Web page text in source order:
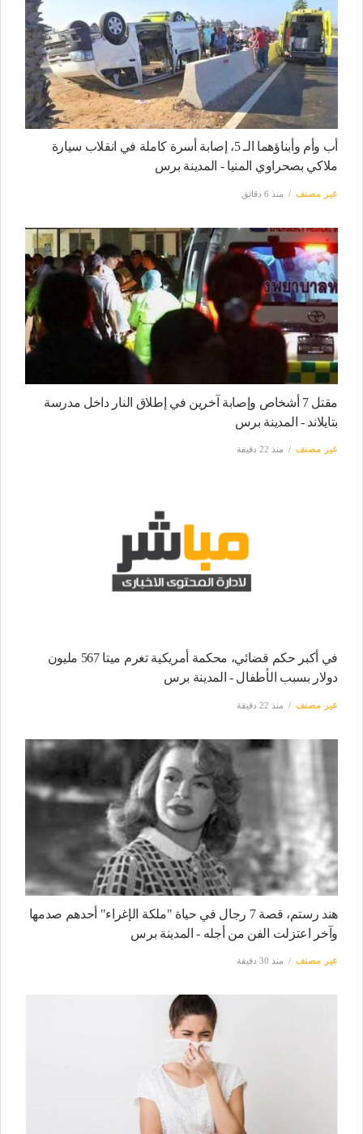
أب وأم وأبناؤهما الـ 5، إصابة أسرة كاملة في انقلاب سيارة
ملاكي بصحراوي المنيا - المدينة برس
غير مصنف منذ 6 دقائق
مقتل 7 أشخاص وإصابة آخرين في إطلاق النار داخل مدرسة
بتايلاند - المدينة برس
غير مصنف منذ 22 دقيقة
في أكبر حكم قضائي، محكمة أمريكية تغرم ميتا 567 مليون
دولار بسبب الأطفال - المدينة برس
غير مصنف منذ 22 دقيقة
هند رستم، قصة 7 رجال في حياة "ملكة الإغراء" أحدهم صدمها
وآخر اعتزلت الفن من أجله - المدينة برس
غير مصنف منذ 30 دقيقة